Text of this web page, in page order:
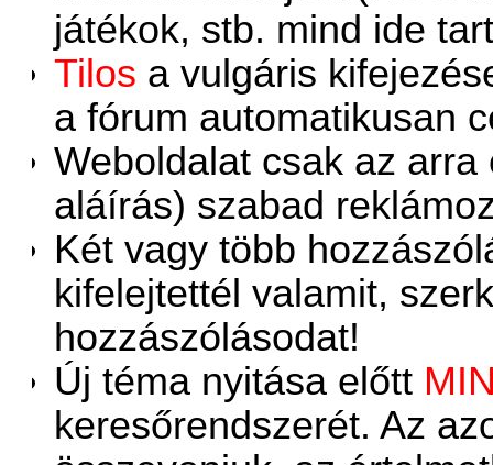
játékok, stb. mind ide
Tilos a vulgáris
a fórum automatikusan
Weboldalat csak az
aláírás) szabad
Két vagy több
kifelejtettél valamit,
hozzászólásodat!
Új téma nyitása előtt
keresőrendszerét. Az